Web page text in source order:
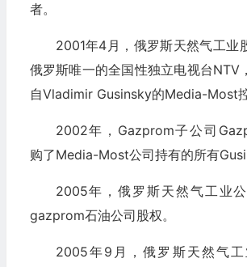
者。
2001年4月，俄罗斯天然气工业
俄罗斯唯一的全国性独立电视台NTV
自Vladimir Gusinsky的Media-Most控
2002年，Gazprom子公司
购了Media-Most公司持有的所有
2005年，俄罗斯天然气工业
gazprom石油公司股权。
2005年9月，俄罗斯天然气